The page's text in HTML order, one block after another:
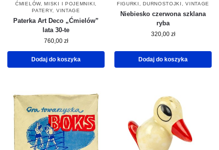
ĆMIELÓW,MISKI I POJEMNIKI
PATERY, VINTAGE
Paterka Art Deco „Ćmielów”
lata 30-te
760,00 zł
Dodaj do koszyka
FIGURKI, DURNOSTOJKI ,VINTAGE
Niebiesko czerwona szklana
ryba
320,00 zł
Dodaj do koszyka